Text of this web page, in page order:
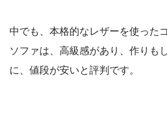
中でも、本格的なレザーを使った
ソファは、高級感があり、作りも
に、値段が安いと評判です。